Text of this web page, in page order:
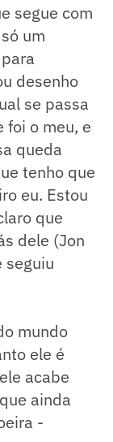
segue com
um
desenho
se passa
foi o meu, e
queda
tenho que
eu. Estou
que
dele (Jon
seguiu
mundo
ele é
acabe
ainda
-